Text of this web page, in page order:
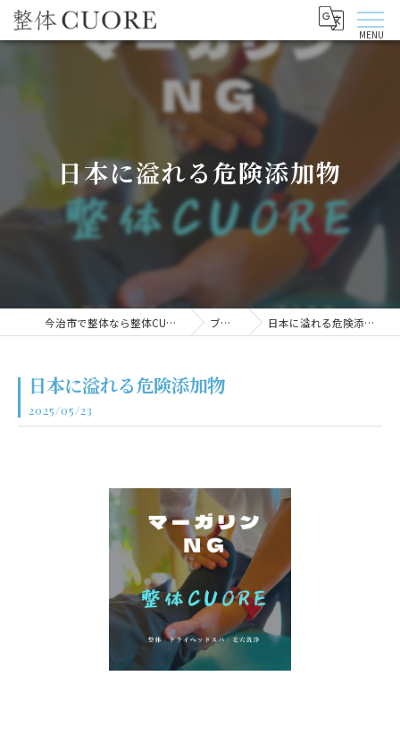
日本に溢れる危険添加物
今治市で整体なら整体CUORE ブログ 日本に溢れる危険添加物
日本に溢れる危険添加物
2025/05/23